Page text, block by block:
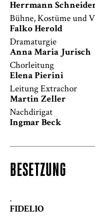
Herrmann
Bühne, Kostüme und
Falko Herold
Dramaturgie
Anna Maria Jurisch
Chorleitung
Elena Pierini
Leitung Extrachor
Martin Zeller
Nachdirigat
Ingmar Beck
BESETZUNG
.
FIDELIO